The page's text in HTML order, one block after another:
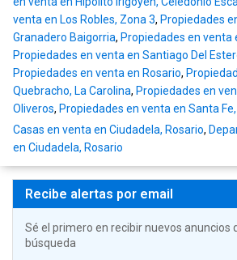
venta en Los Robles, Zona 3, Propiedades
Granadero Baigorria, Propiedades en venta
Propiedades en venta en Santiago Del
Propiedades en venta en Rosario,
Quebracho, La Carolina, Propiedades en
Oliveros, Propiedades en venta en Santa Fe,
Casas en venta en Ciudadela, Rosario,
en Ciudadela, Rosario
Recibe alertas por email
Sé el primero en recibir nuevos anuncios
búsqueda